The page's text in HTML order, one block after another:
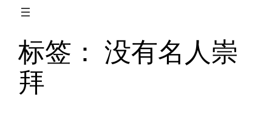
标签：没有名人崇
拜